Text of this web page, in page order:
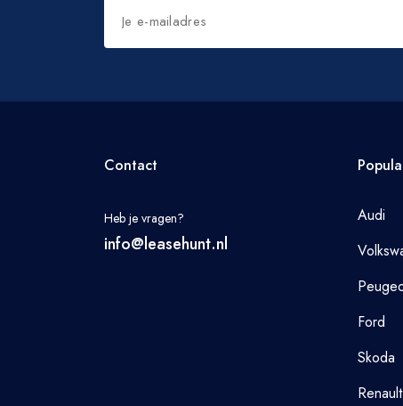
Contact
Heb je vragen?
info@leasehunt.nl
Audi
Ford
Skoda
Renault